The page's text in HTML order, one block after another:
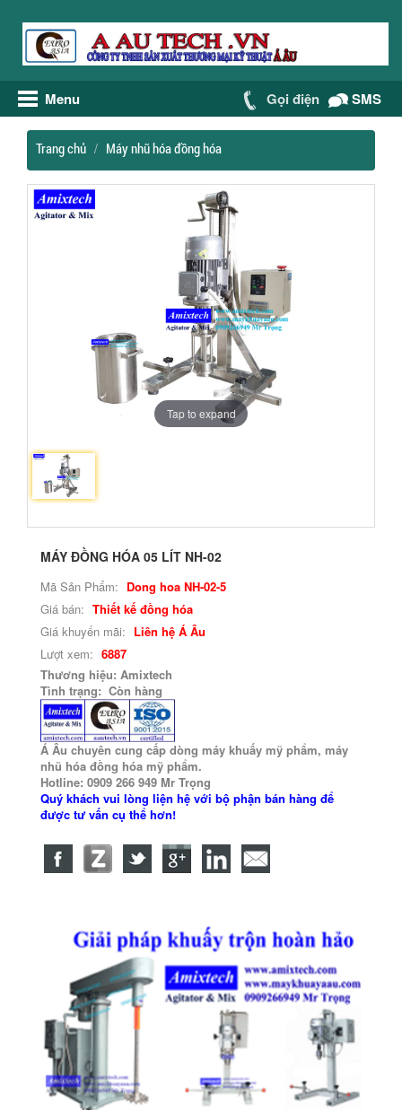
Menu Gọi điện SMS
Trang chủ Máy nhũ hóa đồng hóa
Tap to expand
MÁY ĐỒNG HÓA 05 LÍT NH-02
Mã Sản Phẩm: Dong hoa NH-02-5
Giá bán: Thiết kế đồng hóa
Giá khuyến mãi: Liên hệ Á Âu
Lượt xem: 6887
Thương hiệu: Amixtech
Tình trạng: Còn hàng
Á Âu chuyên cung cấp dòng máy khuấy mỹ phẩm, máy
nhũ hóa đồng hóa mỹ phẩm.
Hotline: 0909 266 949 Mr Trọng
Quý khách vui lòng liện hệ với bộ phận bán hàng để
được tư vấn cụ thể hơn!